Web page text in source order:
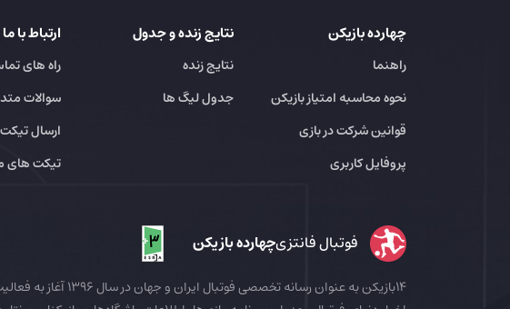
چهارده بازیکن
راهنما
نحوه محاسبه امتیاز بازیکن
قوانین شرکت در بازی
پروفایل کاربری
نتایج زنده و جدول
نتایج زنده
جدول لیگ ها
ارتباط با ما
راه های
سوالات
ارسال تیکت
تیکت های
فوتبال فانتزیچهارده بازیکن